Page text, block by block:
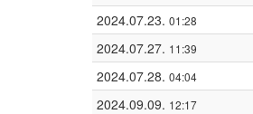
2024.07.23. 01:28
2024.07.27. 11:39
2024.07.28. 04:04
2024.09.09. 12:17